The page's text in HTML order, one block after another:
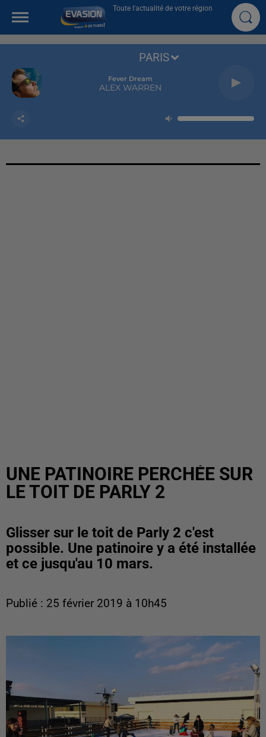
Toute l'actualité de votre région
Fever Dream
ALEX WARREN
PARIS
UNE PATINOIRE PERCHÉE SUR
LE TOIT DE PARLY 2
Glisser sur le toit de Parly 2 c'est
possible. Une patinoire y a été installée
et ce jusqu'au 10 mars.
Publié : 25 février 2019 à 10h45